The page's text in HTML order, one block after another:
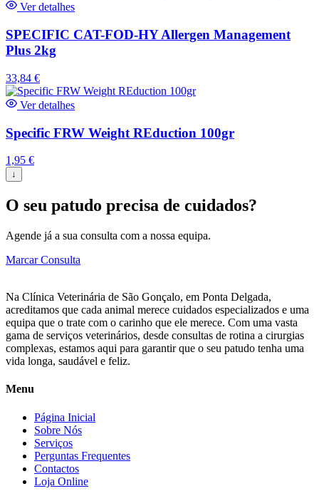
Ver detalhes
SPECIFIC CAT-FOD-HY Allergen Management
Plus 2kg
33,84 €
Ver detalhes
Specific FRW Weight REduction 100gr
1,95 €
↓
O seu patudo precisa de cuidados?
Agende já a sua consulta com a nossa equipa.
Marcar Consulta
Na Clínica Veterinária de São Gonçalo, em Ponta Delgada,
acreditamos que cada animal merece cuidados especializados e uma
equipa que o trate com o carinho que ele merece. Com uma vasta
gama de serviços veterinários, desde consultas de rotina a cirurgias
complexas, estamos aqui para garantir que o seu patudo tenha uma
vida longa, saudável e feliz.
Menu
Página Inicial
Sobre Nós
Serviços
Perguntas Frequentes
Contactos
Loja Online